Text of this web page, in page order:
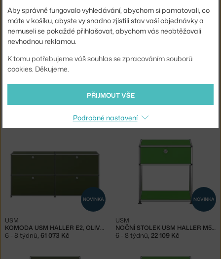
USM USM
6 - 8 týdnů,
NOVINKA
KOMODA USM HALLER E2, OLIVE GREEN
USM
6 - 8 týdnů, 61 073 Kč
NOVINKA
NOČNÍ STOLEK USM HALLER M54, GREEN
USM
6 - 8 týdnů, 22 109 Kč
Aby správně fungovalo vyhledávání, abychom si pamatovali, co
máte v košíku, abyste vy snadno zjistili stav vaší objednávky a
nemuseli se pokaždé přihlašovat, abychom vás neobtěžovali
nevhodnou reklamou.
K tomu potřebujeme váš souhlas se zpracováním souborů
cookies. Děkujeme.
PŘIJMOUT VŠE
Podrobné nastavení